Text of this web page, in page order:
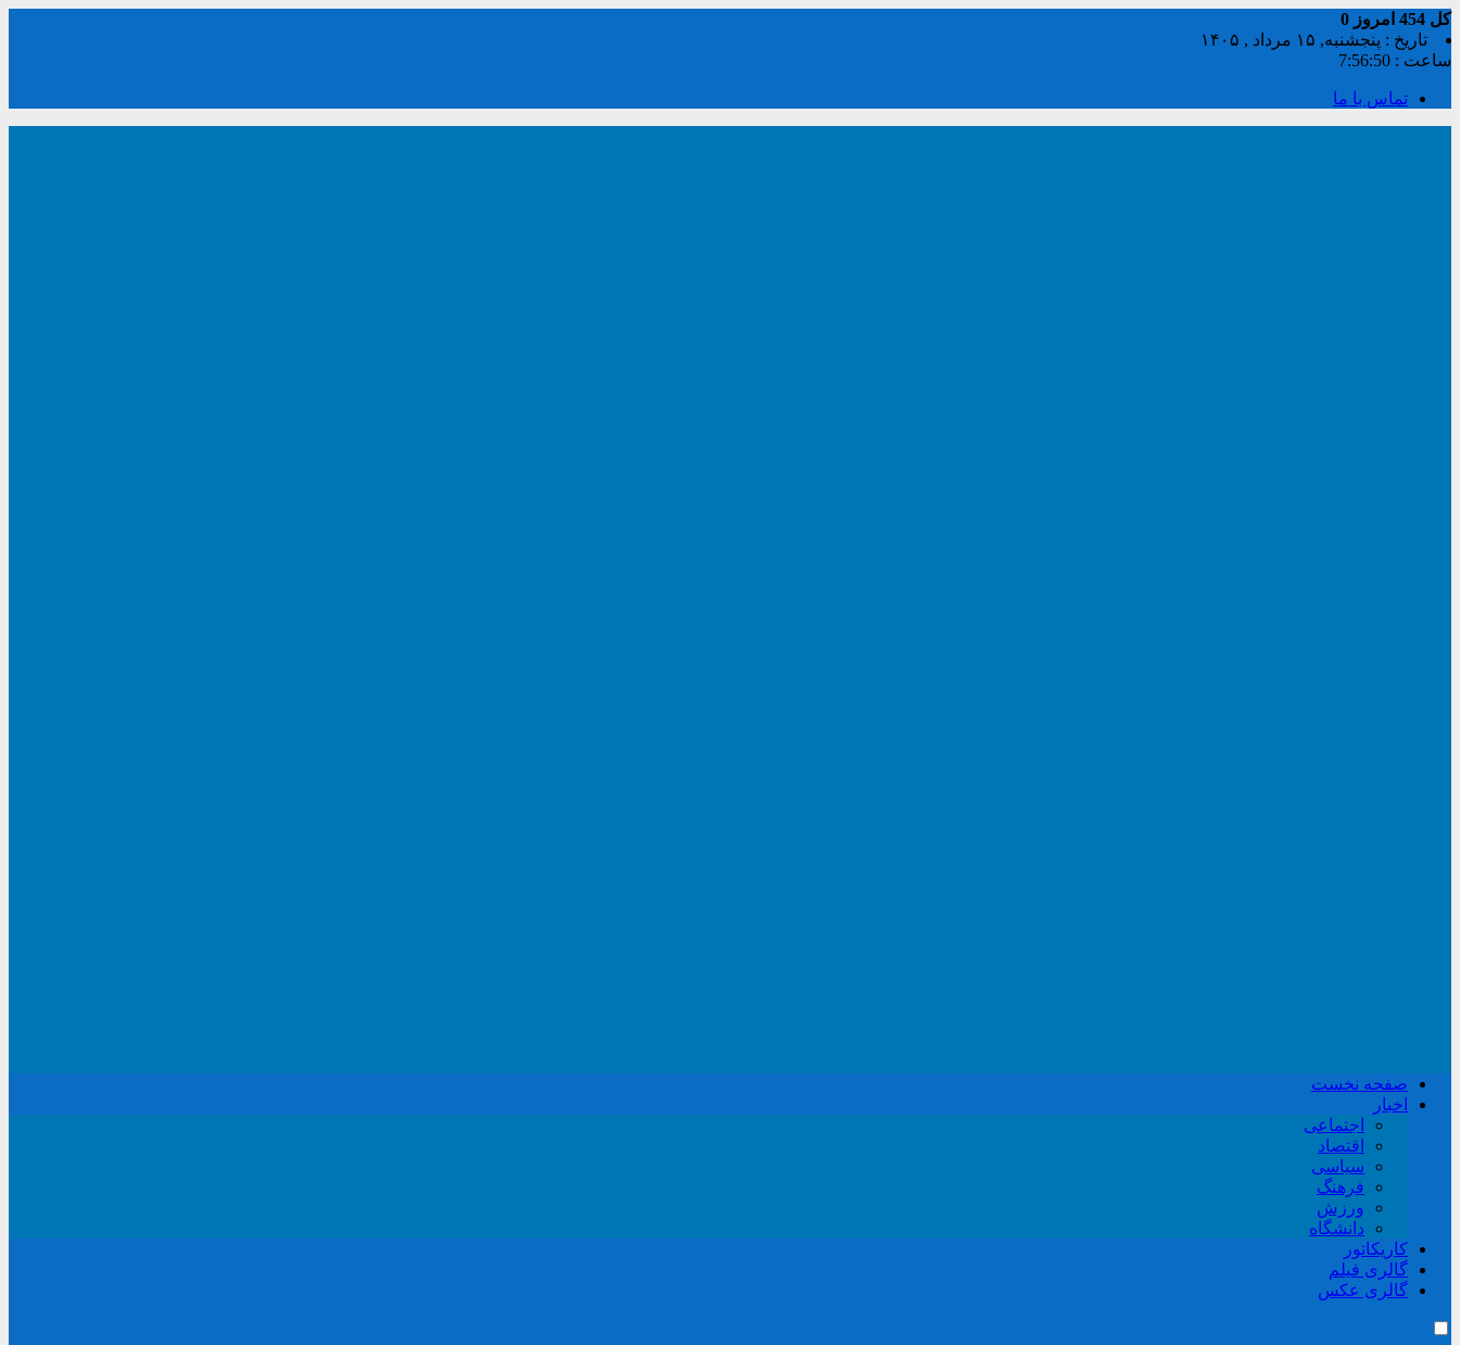
کل امروز 0
تاریخ : پنجشنبه, ۱۵ مرداد , ۱۴۰۵
ساعت : 7:56:51
تماس با ما
صفحه نخست
اخبار
اجتماعی
اقتصاد
سیاسی
فرهنگ
ورزش
دانشگاه
کاریکاتور
گالری فیلم
گالری عکس